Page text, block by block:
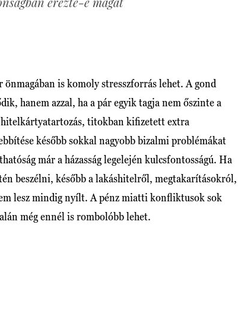
önmagában is komoly stresszforrás lehet. A gond
hanem azzal, ha a pár egyik tagja nem őszinte a
titokban kifizetett extra
később sokkal nagyobb bizalmi problémákat
már a házasság legelején kulcsfontosságú. Ha
beszélni, később a lakáshitelről, megtakarításokról,
lesz mindig nyílt. A pénz miatti konfliktusok sok
még ennél is rombolóbb lehet.